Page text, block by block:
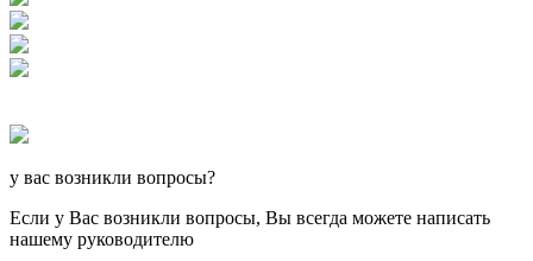
у вас возникли вопросы?
Если у Вас возникли вопросы, Вы всегда можете написать
нашему руководителю